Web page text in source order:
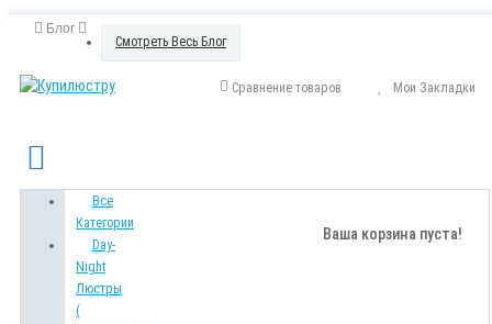
Блог
Смотреть Весь Блог
Мои Закладки
Сравнение товаров
Ваша корзина пуста!
Все
Категории
Day-
Night
Люстры
(